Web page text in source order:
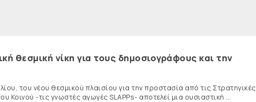
θεσμική νίκη για τους δημοσιογράφους και την
του νέου θεσμικού πλαισίου για την προστασία από τις Στρατηγικές
-τις γνωστές αγωγές SLAPPs- αποτελεί μια ουσιαστική ...